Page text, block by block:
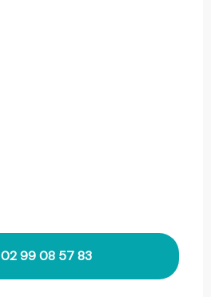
02 99 08 57 83